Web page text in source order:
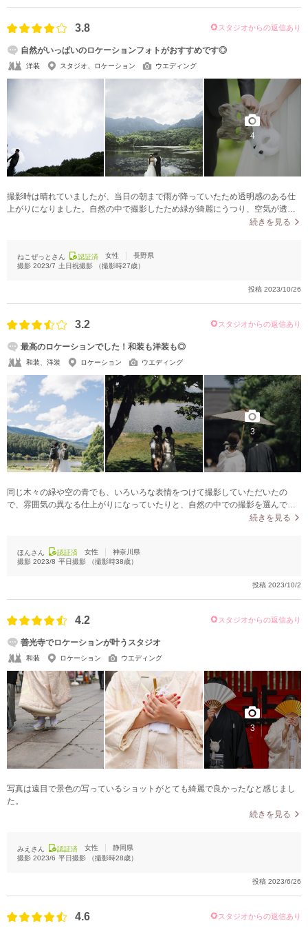
3.8 スタジオからの返信あり
自然がいっぱいのロケーションフォトがおすすめです◎
洋装 スタジオ、ロケーション ウエディング
4
撮影時は晴れていましたが、当日の朝まで雨が降っていたため透明感のある仕
上がりになりました。自然の中で撮影したため緑が綺麗にうつり、空気が透き
続きを見る
ねこぜっとさん 認証済 女性
長野県
撮影 2023/7 土日祝撮影 （撮影時27歳）
投稿 2023/10/26
3.2 スタジオからの返信あり
最高のロケーションでした！和装も洋装も◎
和装、洋装 ロケーション ウエディング
3
同じ木々の緑や空の青でも、いろいろな表情をつけて撮影していただいたの
で、雰囲気の異なる仕上がりになっていたりと、自然の中での撮影を選んでよ
かったと思える仕上がりでした。天気の良い日だったので光の具合もステキで
続きを見る
ほんさん 認証済 女性
神奈川県
撮影 2023/8 平日撮影 （撮影時38歳）
投稿 2023/10/2
4.2 スタジオからの返信あり
善光寺でロケーションが叶うスタジオ
和装 ロケーション ウエディング
3
写真は遠目で景色の写っているショットがとても綺麗で良かったなと感じまし
た。
続きを見る
みえさん 認証済 女性
静岡県
撮影 2023/6 平日撮影 （撮影時28歳）
投稿 2023/6/26
4.6 スタジオからの返信あり